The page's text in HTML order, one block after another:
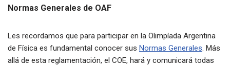
Normas Generales de OAF
Les recordamos que para participar en la Olimpíada Argentina
de Física es fundamental conocer sus Normas Generales. Más
allá de esta reglamentación, el COE, hará y comunicará todas